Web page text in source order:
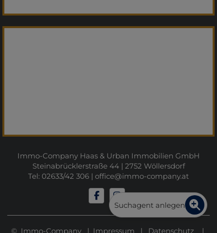
Immo-Company Haas & Urban Immobilien GmbH
Steinabrücklerstraße 44 | 2752 Wöllersdorf
Tel: 02633/42 306 | office@immo-company.at
© Immo-Company | Impressum | Datenschutz |
Suchagent anlegen